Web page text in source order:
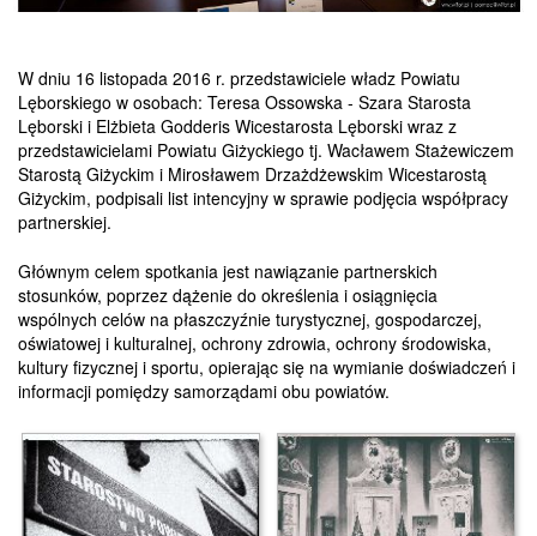
W dniu 16 listopada 2016 r. przedstawiciele władz Powiatu
Lęborskiego w osobach: Teresa Ossowska - Szara Starosta
Lęborski i Elżbieta Godderis Wicestarosta Lęborski wraz z
przedstawicielami Powiatu Giżyckiego tj. Wacławem Stażewiczem
Starostą Giżyckim i Mirosławem Drzażdżewskim Wicestarostą
Giżyckim, podpisali list intencyjny w sprawie podjęcia współpracy
partnerskiej.
Głównym celem spotkania jest nawiązanie partnerskich
stosunków, poprzez dążenie do określenia i osiągnięcia
wspólnych celów na płaszczyźnie turystycznej, gospodarczej,
oświatowej i kulturalnej, ochrony zdrowia, ochrony środowiska,
kultury fizycznej i sportu, opierając się na wymianie doświadczeń i
informacji pomiędzy samorządami obu powiatów.